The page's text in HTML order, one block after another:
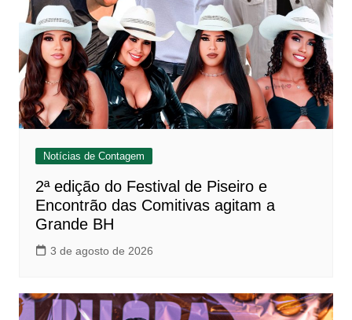
Notícias de Contagem
2ª edição do Festival de Piseiro e
Encontrão das Comitivas agitam a
Grande BH
3 de agosto de 2026